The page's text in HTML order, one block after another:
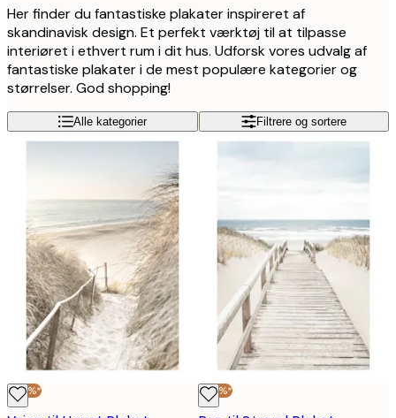
Her finder du fantastiske plakater inspireret af
skandinavisk design. Et perfekt værktøj til at tilpasse
interiøret i ethvert rum i dit hus. Udforsk vores udvalg af
fantastiske plakater i de mest populære kategorier og
størrelser. God shopping!
Alle kategorier Filtrere og sortere
-40%* -40%*